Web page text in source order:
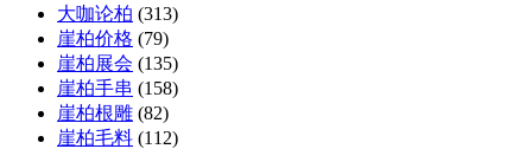
大咖论柏 (313)
崖柏价格 (79)
崖柏展会 (135)
崖柏手串 (158)
崖柏根雕 (82)
崖柏毛料 (112)